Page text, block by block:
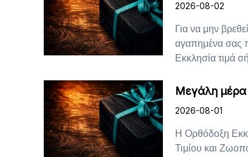
2026-08-02
Για να μην
αγαπημένα σας
Εκκλησία τιμά
Μεγάλη μέρα
2026-08-01
Η Ορθόδοξη
Τιμίου και